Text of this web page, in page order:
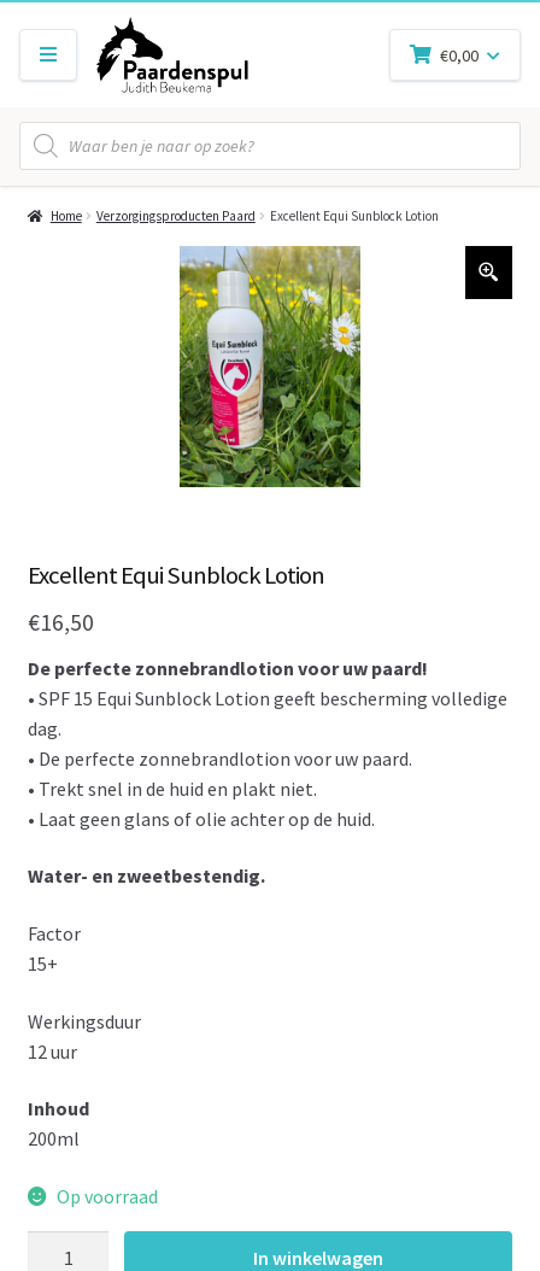
Producten
zoeken
€0,00
Home Verzorgingsproducten Paard Excellent Equi Sunblock Lotion
Excellent Equi Sunblock Lotion
€16,50
De perfecte zonnebrandlotion voor uw paard!
• SPF 15 Equi Sunblock Lotion geeft bescherming volledige
dag.
• De perfecte zonnebrandlotion voor uw paard.
• Trekt snel in de huid en plakt niet.
• Laat geen glans of olie achter op de huid.
Water- en zweetbestendig.
Factor
15+
Werkingsduur
12 uur
Inhoud
200ml
Op voorraad
In winkelwagen